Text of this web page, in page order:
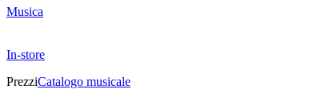
Musica
In-store
PrezziCatalogo musicale